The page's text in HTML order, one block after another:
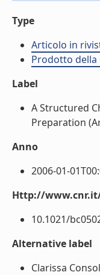
Type
Articolo in
Prodotto della
Label
A Structured
Preparation
Anno
2006-01-
Http://
10.1021/
Alternative label
Clarissa